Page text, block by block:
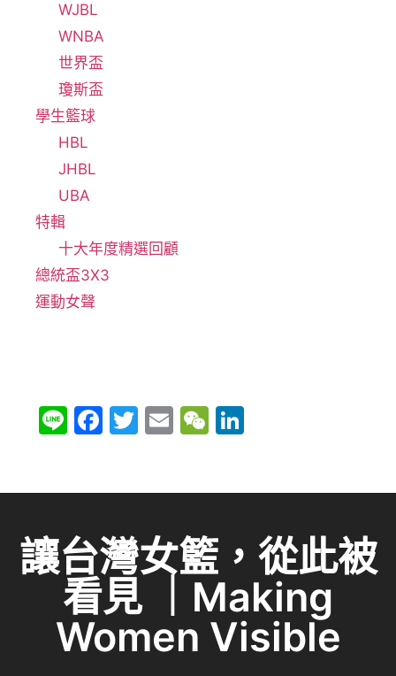
WJBL
WNBA
世界盃
瓊斯盃
學生籃球
HBL
JHBL
UBA
特輯
十大年度精選回顧
總統盃3X3
運動女聲
Li F
b
o
o
k
T
E
W
at
dI
n
讓台灣女籃，從此被
看見 ｜Making
Women Visible